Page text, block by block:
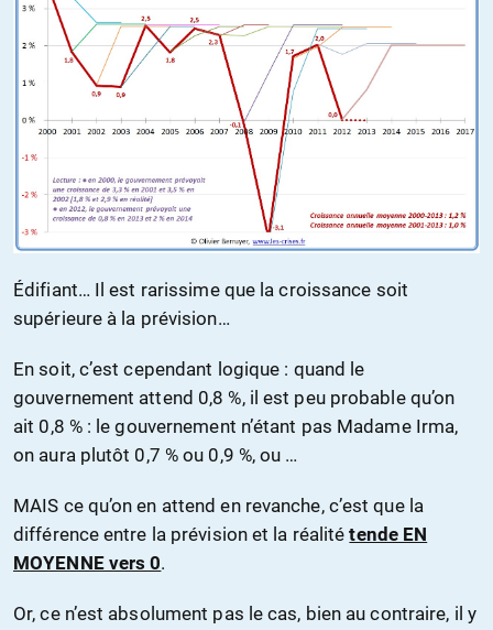
Édifiant… Il est rarissime que la croissance soit
supérieure à la prévision…
En soit, c’est cependant logique : quand le
gouvernement attend 0,8 %, il est peu probable qu’on
ait 0,8 % : le gouvernement n’étant pas Madame Irma,
on aura plutôt 0,7 % ou 0,9 %, ou …
MAIS ce qu’on en attend en revanche, c’est que la
différence entre la prévision et la réalitétende EN
MOYENNE vers 0.
Or, ce n’est absolument pas le cas, bien au contraire, il y